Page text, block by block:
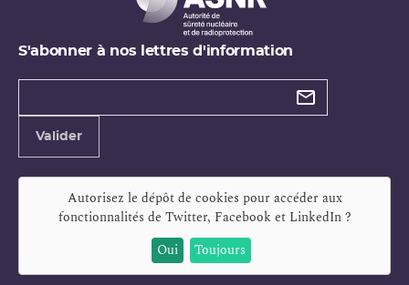
S'abonner à nos lettres d'information
Types de
Valider
Autorisez le dépôt de cookies pour accéder aux
fonctionnalités de Twitter, Facebook et LinkedIn?
Oui
Toujours